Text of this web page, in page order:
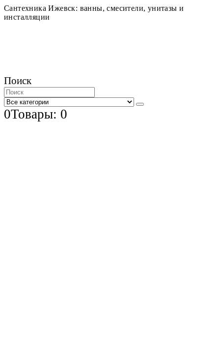
Сантехника Ижевск: ванны, смесители, унитазы и
инсталляции
Поиск
0Товары: 0